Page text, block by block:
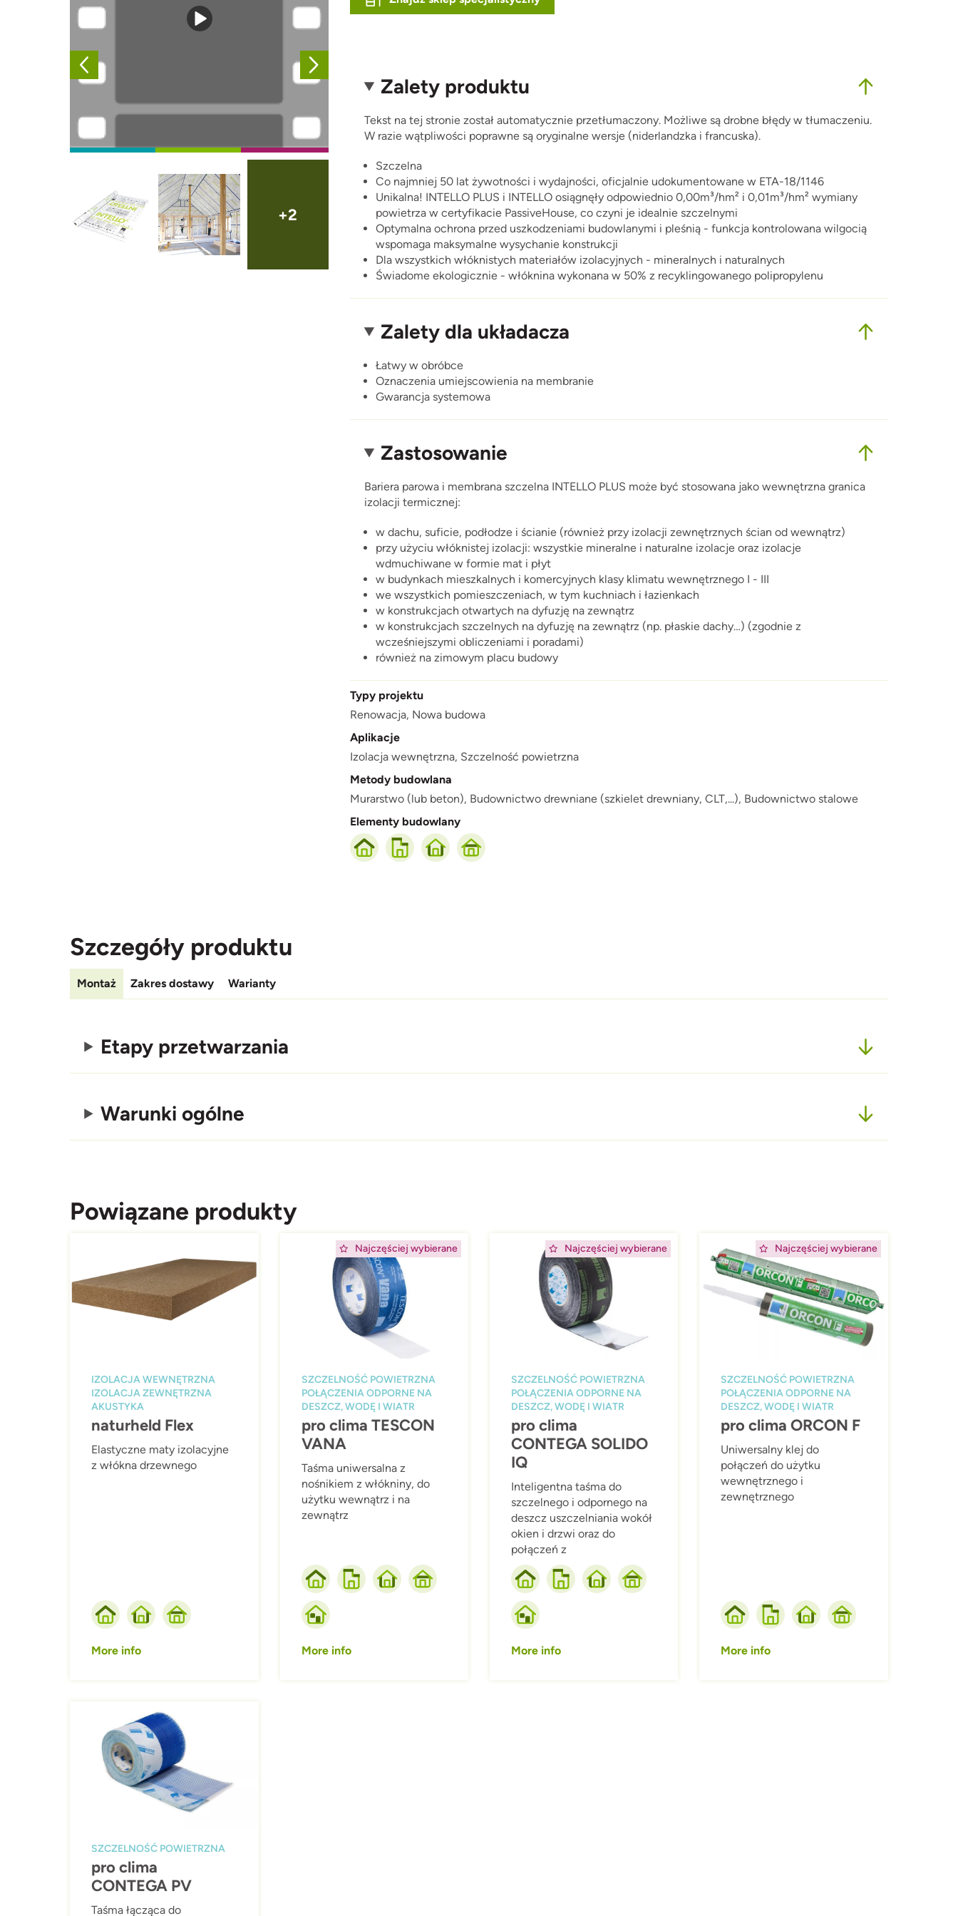
Afbeelding
+2
Zalety produktu
Tekst na tej stronie został automatycznie przetłumaczony. Możliwe są drobne błędy w tłumaczeniu.
W razie wątpliwości poprawne są oryginalne wersje (niderlandzka i francuska).
Szczelna
Co najmniej 50 lat żywotności i wydajności, oficjalnie udokumentowane w ETA-18/1146
Unikalna! INTELLO PLUS i INTELLO osiągnęły odpowiednio 0,00m³/hm² i 0,01m³/hm² wymiany
powietrza w certyfikacie PassiveHouse, co czyni je idealnie szczelnymi
Optymalna ochrona przed uszkodzeniami budowlanymi i pleśnią - funkcja kontrolowana wilgocią
wspomaga maksymalne wysychanie konstrukcji
Dla wszystkich włóknistych materiałów izolacyjnych - mineralnych i naturalnych
Świadome ekologicznie - włóknina wykonana w 50% z recyklingowanego polipropylenu
Zalety dla układacza
Łatwy w obróbce
Oznaczenia umiejscowienia na membranie
Gwarancja systemowa
Zastosowanie
Bariera parowa i membrana szczelna INTELLO PLUS może być stosowana jako wewnętrzna granica
izolacji termicznej:
w dachu, suficie, podłodze i ścianie (również przy izolacji zewnętrznych ścian od wewnątrz)
przy użyciu włóknistej izolacji: wszystkie mineralne i naturalne izolacje oraz izolacje
wdmuchiwane w formie mat i płyt
w budynkach mieszkalnych i komercyjnych klasy klimatu wewnętrznego I - III
we wszystkich pomieszczeniach, w tym kuchniach i łazienkach
w konstrukcjach otwartych na dyfuzję na zewnątrz
w konstrukcjach szczelnych na dyfuzję na zewnątrz (np. płaskie dachy…) (zgodnie z
wcześniejszymi obliczeniami i poradami)
również na zimowym placu budowy
Typy projektu
Renowacja, Nowa budowa
Aplikacje
Izolacja wewnętrzna, Szczelność powietrzna
Metody budowlana
Murarstwo (lub beton), Budownictwo drewniane (szkielet drewniany, CLT,...), Budownictwo stalowe
Elementy budowlany
Szczegóły produktu
Montaż Zakres dostawy Warianty
Etapy przetwarzania
Warunki ogólne
Powiązane produkty
IZOLACJA WEWNĘTRZNA
IZOLACJA ZEWNĘTRZNA
AKUSTYKA
naturheld Flex
Elastyczne maty izolacyjne
z włókna drzewnego
More info
Najczęściej wybierane
SZCZELNOŚĆ POWIETRZNA
POŁĄCZENIA ODPORNE NA
DESZCZ, WODĘ I WIATR
pro clima TESCON
VANA
Taśma uniwersalna z
nośnikiem z włókniny, do
użytku wewnątrz i na
zewnątrz
More info
Najczęściej wybierane
SZCZELNOŚĆ POWIETRZNA
POŁĄCZENIA ODPORNE NA
DESZCZ, WODĘ I WIATR
pro clima
CONTEGA SOLIDO
IQ
Inteligentna taśma do
szczelnego i odpornego na
deszcz uszczelniania wokół
okien i drzwi oraz do
połączeń z
More info
Najczęściej wybierane
SZCZELNOŚĆ POWIETRZNA
POŁĄCZENIA ODPORNE NA
DESZCZ, WODĘ I WIATR
pro clima ORCON F
Uniwersalny klej do
połączeń do użytku
wewnętrznego i
zewnętrznego
More info
SZCZELNOŚĆ POWIETRZNA
pro clima
CONTEGA PV
Taśma łącząca do